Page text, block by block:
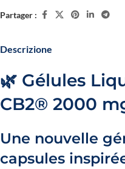
Partager :
Descrizione
🌿 Gélules
CB2® 2000
Une nouvelle
capsules